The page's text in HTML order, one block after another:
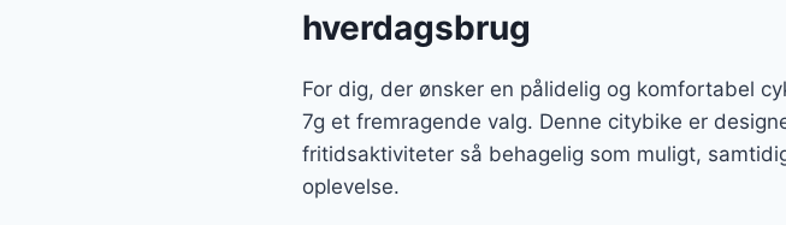
hverdagsbrug
For dig, der ønsker en pålidelig og komfortabel
7g et fremragende valg. Denne citybike er
fritidsaktiviteter så behagelig som muligt,
oplevelse.